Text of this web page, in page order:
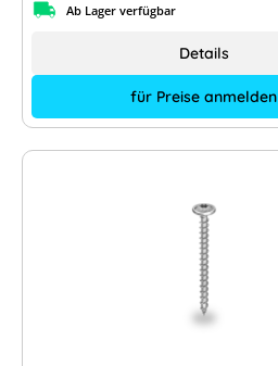
Ab Lager verfügbar
für Preise anmelden
Details